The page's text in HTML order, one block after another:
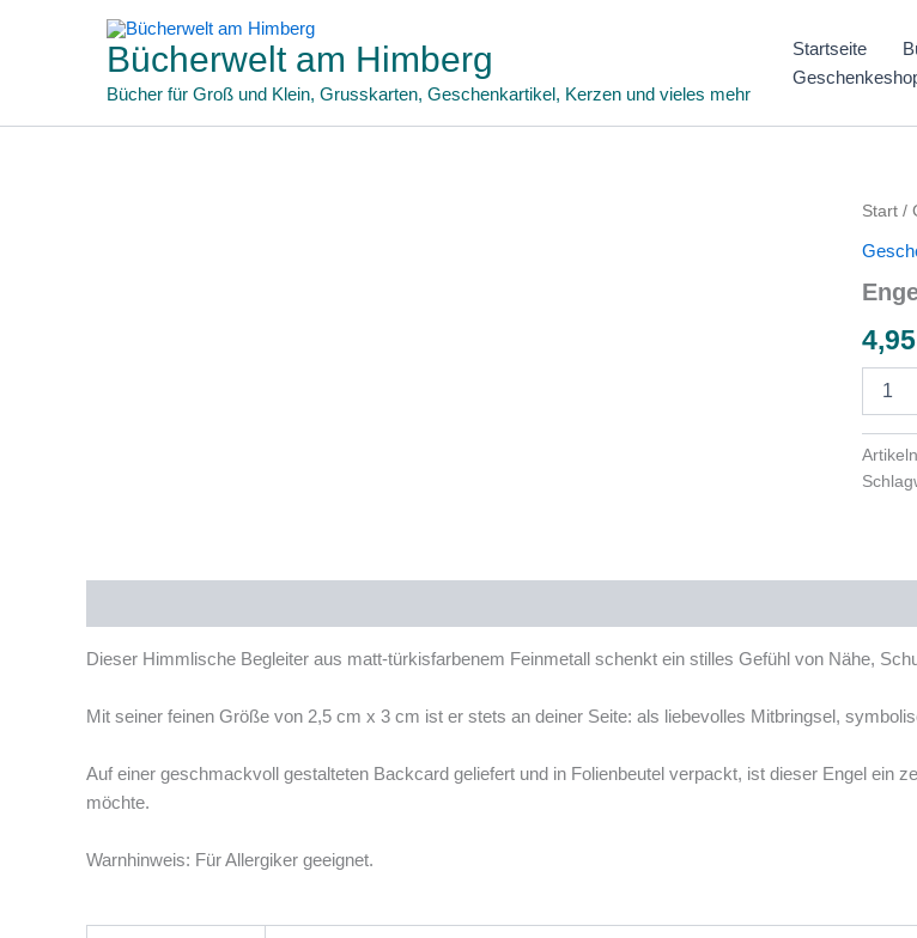
Bücherwelt am Himberg
Bücher für Groß und Klein, Grusskarten, Geschenkartikel, Kerzen und vieles mehr
Startseite
Start /
4,95
Metall
-
Menge
Dieser Himmlische Begleiter aus matt-türkisfarbenem Feinmetall schenkt ein stilles Gefühl von Nähe,
Mit seiner feinen Größe von 2,5 cm x 3 cm ist er stets an deiner Seite: als liebevolles Mitbringsel,
Auf einer geschmackvoll gestalteten Backcard geliefert und in Folienbeutel verpackt, ist dieser Engel ein
möchte.
Warnhinweis: Für Allergiker geeignet.